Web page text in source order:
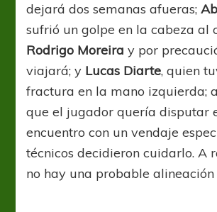
dejará dos semanas afueras;
sufrió un golpe en la cabeza al
Rodrigo Moreira y por
viajará; y Lucas Diarte, quien
fractura en la mano izquierda;
que el jugador quería disputar
encuentro con un vendaje
técnicos decidieron cuidarlo. A
no hay una probable